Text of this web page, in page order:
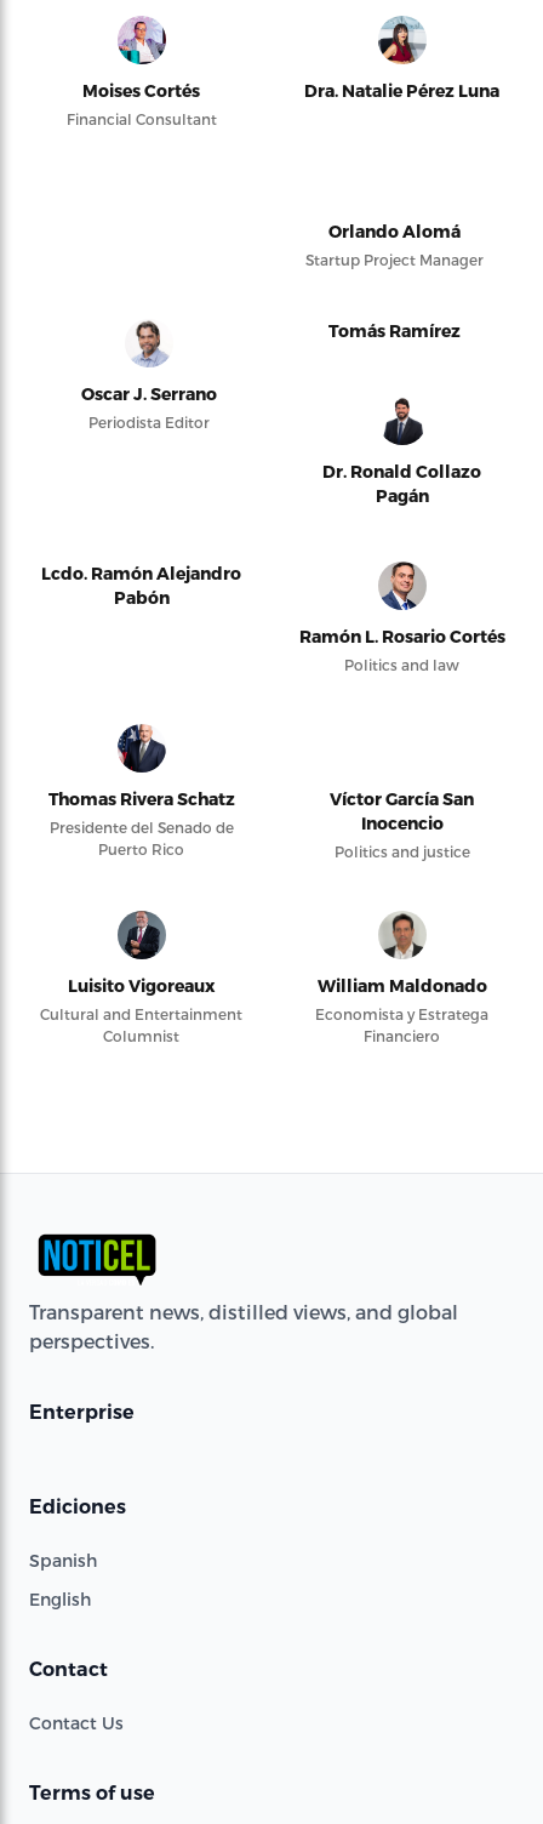
Moises Cortés
Financial Consultant
Dra. Natalie Pérez Luna
Orlando Alomá
Startup Project Manager
Oscar J. Serrano
Periodista Editor
Tomás Ramírez
Dr. Ronald Collazo
Pagán
Lcdo. Ramón Alejandro
Pabón
Ramón L. Rosario Cortés
Politics and law
Thomas Rivera Schatz
Presidente del Senado de
Puerto Rico
Víctor García San
Inocencio
Politics and justice
Luisito Vigoreaux
Cultural and Entertainment
Columnist
William Maldonado
Economista y Estratega
Financiero
Transparent news, distilled views, and global
perspectives.
Enterprise
Ediciones
Spanish
English
Contact
Contact Us
Terms of use